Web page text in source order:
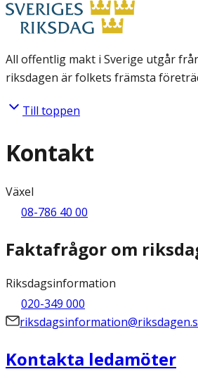
All offentlig makt i Sverige utgår
riksdagen är folkets främsta
Till toppen
Kontakt
Växel
08-786 40 00
Faktafrågor om
Riksdagsinformation
020-349 000
Kontakta ledamöter